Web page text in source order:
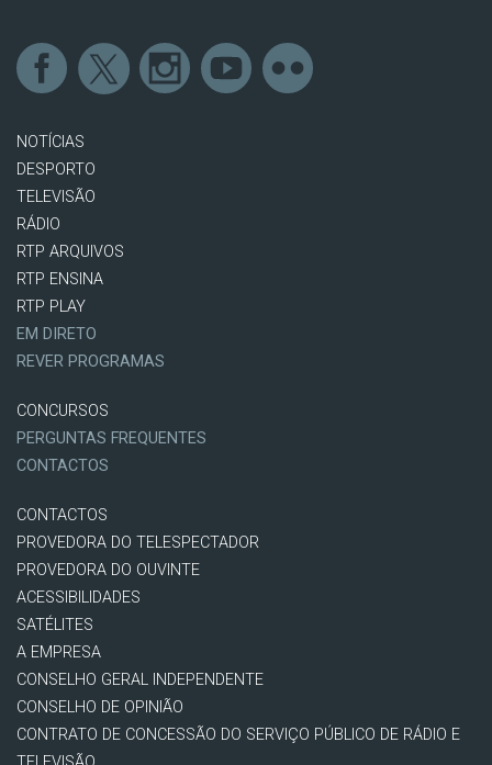
NOTÍCIAS
DESPORTO
TELEVISÃO
RÁDIO
RTP ARQUIVOS
RTP ENSINA
RTP PLAY
EM DIRETO
REVER PROGRAMAS
CONCURSOS
PERGUNTAS FREQUENTES
CONTACTOS
CONTACTOS
PROVEDORA DO TELESPECTADOR
PROVEDORA DO OUVINTE
ACESSIBILIDADES
SATÉLITES
A EMPRESA
CONSELHO GERAL INDEPENDENTE
CONSELHO DE OPINIÃO
CONTRATO DE CONCESSÃO DO SERVIÇO PÚBLICO DE RÁDIO E